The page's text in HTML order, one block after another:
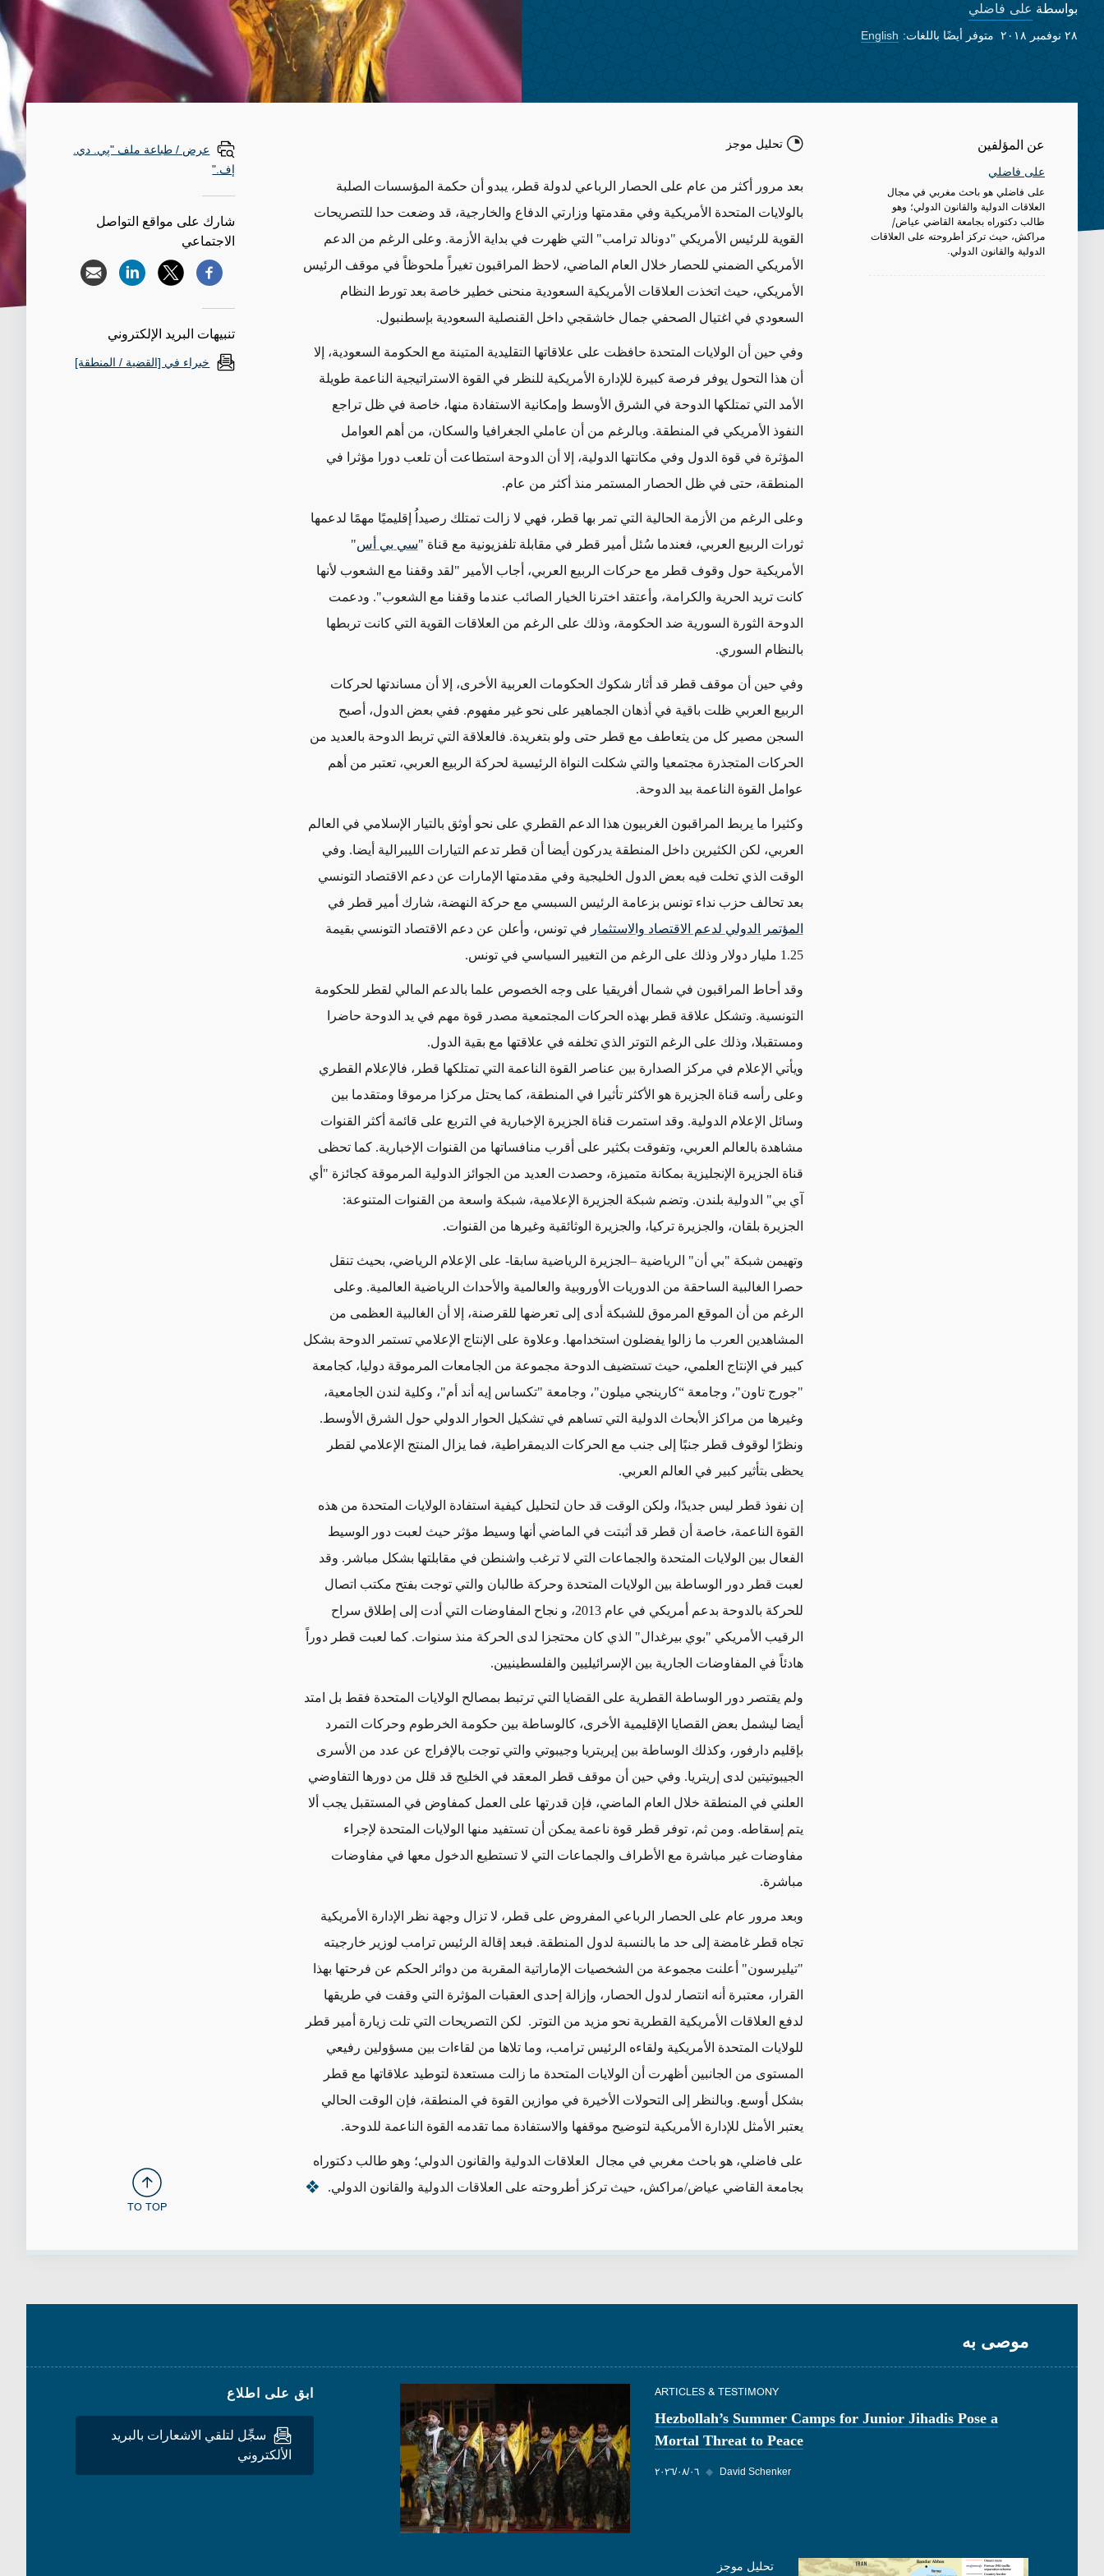
بواسطة على فاضلي
٢٨ نوفمبر ٢٠١٨ متوفر أيضًا باللغات: English
عن المؤلفين
على فاضلي
على فاضلي هو باحث مغربي في مجال
العلاقات الدولية والقانون الدولي؛ وهو
طالب دكتوراه بجامعة القاضي عياض/
مراكش، حيث تركز أطروحته على العلاقات
الدولية والقانون الدولي.
تحليل موجز
بعد مرور أكثر من عام على الحصار الرباعي لدولة قطر، يبدو أن حكمة المؤسسات الصلبة
بالولايات المتحدة الأمريكية وفي مقدمتها وزارتي الدفاع والخارجية، قد وضعت حدا للتصريحات
القوية للرئيس الأمريكي "دونالد ترامب" التي ظهرت في بداية الأزمة. وعلى الرغم من الدعم
الأمريكي الضمني للحصار خلال العام الماضي، لاحظ المراقبون تغيراً ملحوظاً في موقف الرئيس
الأمريكي، حيث اتخذت العلاقات الأمريكية السعودية منحنى خطير خاصة بعد تورط النظام
السعودي في اغتيال الصحفي جمال خاشقجي داخل القنصلية السعودية بإسطنبول.
وفي حين أن الولايات المتحدة حافظت على علاقاتها التقليدية المتينة مع الحكومة السعودية، إلا
أن هذا التحول يوفر فرصة كبيرة للإدارة الأمريكية للنظر في القوة الاستراتيجية الناعمة طويلة
الأمد التي تمتلكها الدوحة في الشرق الأوسط وإمكانية الاستفادة منها، خاصة في ظل تراجع
النفوذ الأمريكي في المنطقة. وبالرغم من أن عاملي الجغرافيا والسكان، من أهم العوامل
المؤثرة في قوة الدول وفي مكانتها الدولية، إلا أن الدوحة استطاعت أن تلعب دورا مؤثرا في
المنطقة، حتى في ظل الحصار المستمر منذ أكثر من عام.
وعلى الرغم من الأزمة الحالية التي تمر بها قطر، فهي لا زالت تمتلك رصيداُ إقليميًا مهمًا لدعمها
ثورات الربيع العربي، فعندما سُئل أمير قطر في مقابلة تلفزيونية مع قناة "سي بي أس"
الأمريكية حول وقوف قطر مع حركات الربيع العربي، أجاب الأمير "لقد وقفنا مع الشعوب لأنها
كانت تريد الحرية والكرامة، وأعتقد اخترنا الخيار الصائب عندما وقفنا مع الشعوب". ودعمت
الدوحة الثورة السورية ضد الحكومة، وذلك على الرغم من العلاقات القوية التي كانت تربطها
بالنظام السوري.
وفي حين أن موقف قطر قد أثار شكوك الحكومات العربية الأخرى، إلا أن مساندتها لحركات
الربيع العربي ظلت باقية في أذهان الجماهير على نحو غير مفهوم. ففي بعض الدول، أصبح
السجن مصير كل من يتعاطف مع قطر حتى ولو بتغريدة. فالعلاقة التي تربط الدوحة بالعديد من
الحركات المتجذرة مجتمعيا والتي شكلت النواة الرئيسية لحركة الربيع العربي، تعتبر من أهم
عوامل القوة الناعمة بيد الدوحة.
وكثيرا ما يربط المراقبون الغربيون هذا الدعم القطري على نحو أوثق بالتيار الإسلامي في العالم
العربي، لكن الكثيرين داخل المنطقة يدركون أيضا أن قطر تدعم التيارات الليبرالية أيضا. وفي
الوقت الذي تخلت فيه بعض الدول الخليجية وفي مقدمتها الإمارات عن دعم الاقتصاد التونسي
بعد تحالف حزب نداء تونس بزعامة الرئيس السبسي مع حركة النهضة، شارك أمير قطر في
المؤتمر الدولي لدعم الاقتصاد والاستثمار في تونس، وأعلن عن دعم الاقتصاد التونسي بقيمة
1.25 مليار دولار وذلك على الرغم من التغيير السياسي في تونس.
وقد أحاط المراقبون في شمال أفريقيا على وجه الخصوص علما بالدعم المالي لقطر للحكومة
التونسية. وتشكل علاقة قطر بهذه الحركات المجتمعية مصدر قوة مهم في يد الدوحة حاضرا
ومستقبلا، وذلك على الرغم التوتر الذي تخلفه في علاقتها مع بقية الدول.
ويأتي الإعلام في مركز الصدارة بين عناصر القوة الناعمة التي تمتلكها قطر، فالإعلام القطري
وعلى رأسه قناة الجزيرة هو الأكثر تأثيرا في المنطقة، كما يحتل مركزا مرموقا ومتقدما بين
وسائل الإعلام الدولية. وقد استمرت قناة الجزيرة الإخبارية في التربع على قائمة أكثر القنوات
مشاهدة بالعالم العربي، وتفوقت بكثير على أقرب منافساتها من القنوات الإخبارية. كما تحظى
قناة الجزيرة الإنجليزية بمكانة متميزة، وحصدت العديد من الجوائز الدولية المرموقة كجائزة "أي
آي بي" الدولية بلندن. وتضم شبكة الجزيرة الإعلامية، شبكة واسعة من القنوات المتنوعة:
الجزيرة بلقان، والجزيرة تركيا، والجزيرة الوثائقية وغيرها من القنوات.
وتهيمن شبكة "بي أن" الرياضية –الجزيرة الرياضية سابقا- على الإعلام الرياضي، بحيث تنقل
حصرا الغالبية الساحقة من الدوريات الأوروبية والعالمية والأحداث الرياضية العالمية. وعلى
الرغم من أن الموقع المرموق للشبكة أدى إلى تعرضها للقرصنة، إلا أن الغالبية العظمى من
المشاهدين العرب ما زالوا يفضلون استخدامها. وعلاوة على الإنتاج الإعلامي تستمر الدوحة بشكل
كبير في الإنتاج العلمي، حيث تستضيف الدوحة مجموعة من الجامعات المرموقة دوليا، كجامعة
"جورج تاون"، وجامعة “كارينجي ميلون"، وجامعة "تكساس إيه أند أم"، وكلية لندن الجامعية،
وغيرها من مراكز الأبحاث الدولية التي تساهم في تشكيل الحوار الدولي حول الشرق الأوسط.
ونظرًا لوقوف قطر جنبًا إلى جنب مع الحركات الديمقراطية، فما يزال المنتج الإعلامي لقطر
يحظى بتأثير كبير في العالم العربي.
إن نفوذ قطر ليس جديدًا، ولكن الوقت قد حان لتحليل كيفية استفادة الولايات المتحدة من هذه
القوة الناعمة، خاصة أن قطر قد أثبتت في الماضي أنها وسيط مؤثر حيث لعبت دور الوسيط
الفعال بين الولايات المتحدة والجماعات التي لا ترغب واشنطن في مقابلتها بشكل مباشر. وقد
لعبت قطر دور الوساطة بين الولايات المتحدة وحركة طالبان والتي توجت بفتح مكتب اتصال
للحركة بالدوحة بدعم أمريكي في عام 2013، و نجاح المفاوضات التي أدت إلى إطلاق سراح
الرقيب الأمريكي "بوي بيرغدال" الذي كان محتجزا لدى الحركة منذ سنوات. كما لعبت قطر دوراً
هادئاً في المفاوضات الجارية بين الإسرائيليين والفلسطينيين.
ولم يقتصر دور الوساطة القطرية على القضايا التي ترتبط بمصالح الولايات المتحدة فقط بل امتد
أيضا ليشمل بعض القصايا الإقليمية الأخرى، كالوساطة بين حكومة الخرطوم وحركات التمرد
بإقليم دارفور، وكذلك الوساطة بين إيريتريا وجيبوتي والتي توجت بالإفراج عن عدد من الأسرى
الجيبوتيتين لدى إريتريا. وفي حين أن موقف قطر المعقد في الخليج قد قلل من دورها التفاوضي
العلني في المنطقة خلال العام الماضي، فإن قدرتها على العمل كمفاوض في المستقبل يجب ألا
يتم إسقاطه. ومن ثم، توفر قطر قوة ناعمة يمكن أن تستفيد منها الولايات المتحدة لإجراء
مفاوضات غير مباشرة مع الأطراف والجماعات التي لا تستطيع الدخول معها في مفاوضات
مباشرة.
وبعد مرور عام على الحصار الرباعي المفروض على قطر، لا تزال وجهة نظر الإدارة الأمريكية
تجاه قطر غامضة إلى حد ما بالنسبة لدول المنطقة. فبعد إقالة الرئيس ترامب لوزير خارجيته
"تيليرسون" أعلنت مجموعة من الشخصيات الإماراتية المقربة من دوائر الحكم عن فرحتها بهذا
القرار، معتبرة أنه انتصار لدول الحصار، وإزالة إحدى العقبات المؤثرة التي وقفت في طريقها
لدفع العلاقات الأمريكية القطرية نحو مزيد من التوتر. لكن التصريحات التي تلت زيارة أمير قطر
للولايات المتحدة الأمريكية ولقاءه الرئيس ترامب، وما تلاها من لقاءات بين مسؤولين رفيعي
المستوى من الجانبين أظهرت أن الولايات المتحدة ما زالت مستعدة لتوطيد علاقاتها مع قطر
بشكل أوسع. وبالنظر إلى التحولات الأخيرة في موازين القوة في المنطقة، فإن الوقت الحالي
يعتبر الأمثل للإدارة الأمريكية لتوضيح موقفها والاستفادة مما تقدمه القوة الناعمة للدوحة.
على فاضلي، هو باحث مغربي في مجال العلاقات الدولية والقانون الدولي؛ وهو طالب دكتوراه
بجامعة القاضي عياض/مراكش، حيث تركز أطروحته على العلاقات الدولية والقانون الدولي.
عرض / طباعة ملف "پي. دي.
إف."
شارك على مواقع التواصل
الاجتماعي
تنبيهات البريد الإلكتروني
خبراء في [القضية / المنطقة]
TO TOP
موصى به
ARTICLES & TESTIMONY
Hezbollah’s Summer Camps for Junior Jihadis Pose a
Mortal Threat to Peace
٠٦‏/٠٨‏/٢٠٢٦ ◆ David Schenker
تحليل موجز
ابق على اطلاع
سجِّل لتلقي الاشعارات بالبريد
الألكتروني